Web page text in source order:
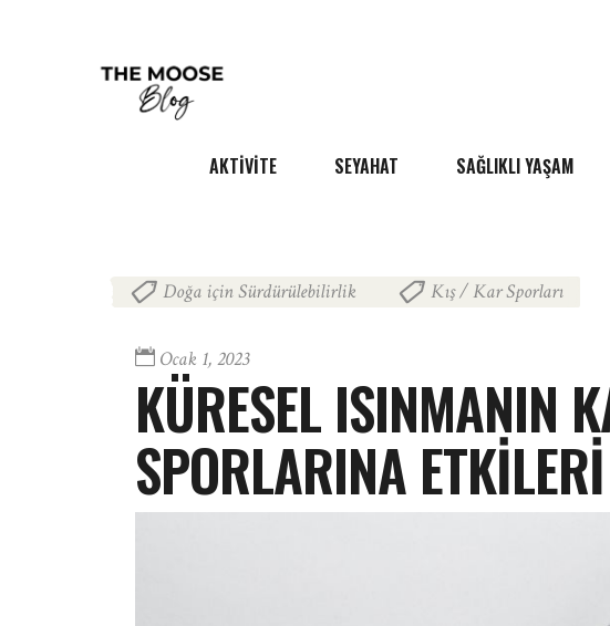
AKTIVITE SEYAHAT SAĞLIKLI YAŞAM
Doğa için Sürdürülebilirlik Kış / Kar Sporları
Ocak 1, 2023
KÜRESEL ISINMANIN
SPORLARINA ETKILERI